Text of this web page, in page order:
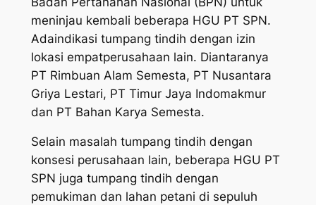
meninjau kembali beberapa HGU PT SPN.
Adaindikasi tumpang tindih dengan izin
lokasi empatperusahaan lain. Diantaranya
PT Rimbuan Alam Semesta, PT Nusantara
Griya Lestari, PT Timur Jaya Indomakmur
dan PT Bahan Karya Semesta.
Selain masalah tumpang tindih dengan
konsesi perusahaan lain, beberapa HGU PT
SPN juga tumpang tindih dengan
pemukiman dan lahan petani di sepuluh